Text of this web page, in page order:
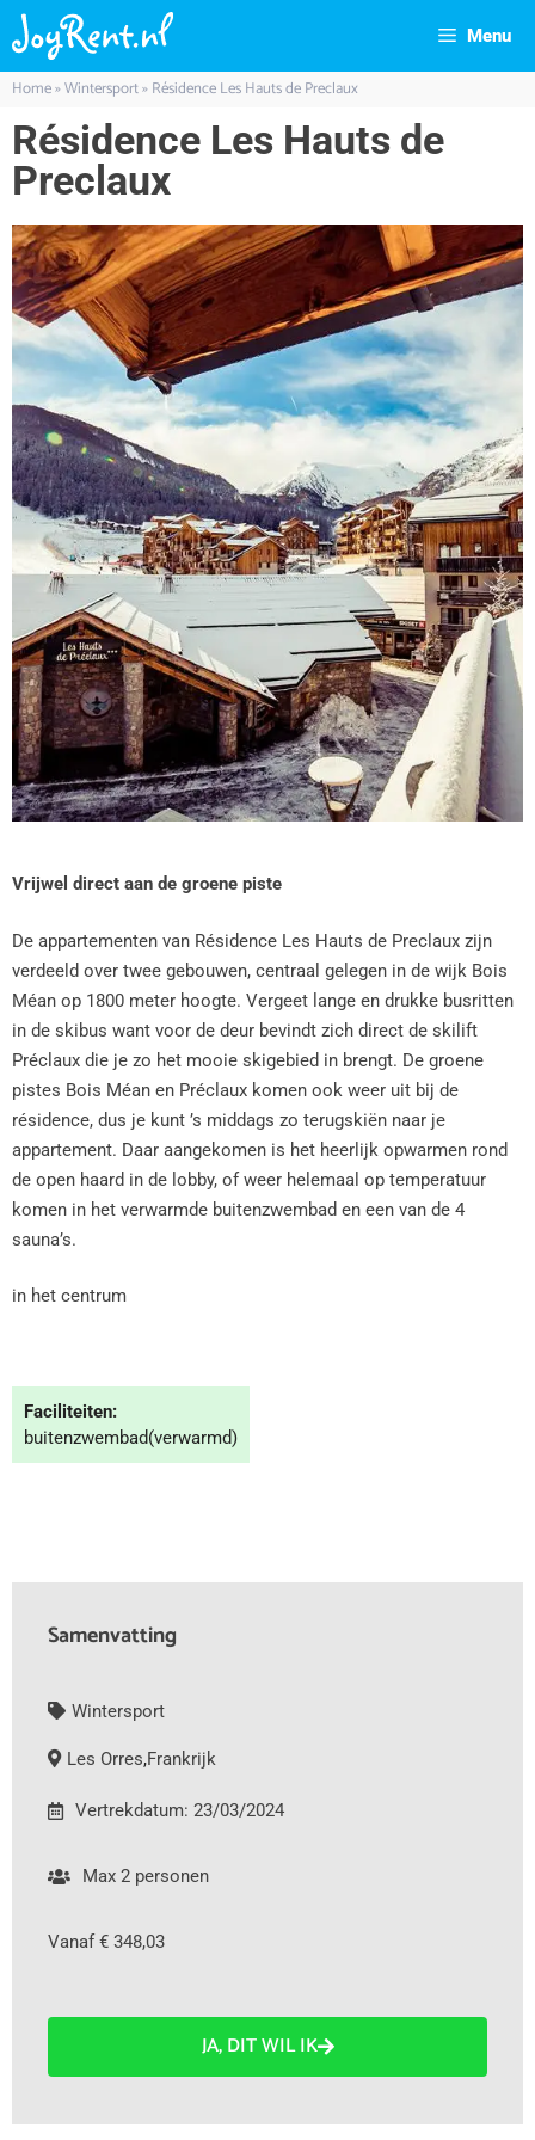
Menu
Home»Wintersport»Résidence Les Hauts de Preclaux
Résidence Les Hauts de
Preclaux
Vrijwel direct aan de groene piste
De appartementen van Résidence Les Hauts de Preclaux zijn
verdeeld over twee gebouwen, centraal gelegen in de wijk Bois
Méan op 1800 meter hoogte. Vergeet lange en drukke busritten
in de skibus want voor de deur bevindt zich direct de skilift
Préclaux die je zo het mooie skigebied in brengt. De groene
pistes Bois Méan en Préclaux komen ook weer uit bij de
résidence, dus je kunt ’s middags zo terugskiën naar je
appartement. Daar aangekomen is het heerlijk opwarmen rond
de open haard in de lobby, of weer helemaal op temperatuur
komen in het verwarmde buitenzwembad en een van de 4
sauna’s.
in het centrum
Faciliteiten:
buitenzwembad(verwarmd)
Samenvatting
Wintersport
Les Orres,Frankrijk
Vertrekdatum: 23/03/2024
Max 2 personen
Vanaf € 348,03
JA, DIT WIL IK